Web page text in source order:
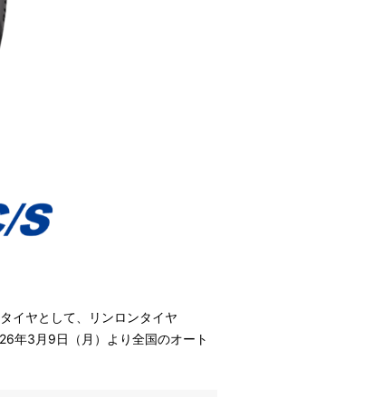
イヤとして、リンロンタイヤ
年3月9日（月）より全国のオート